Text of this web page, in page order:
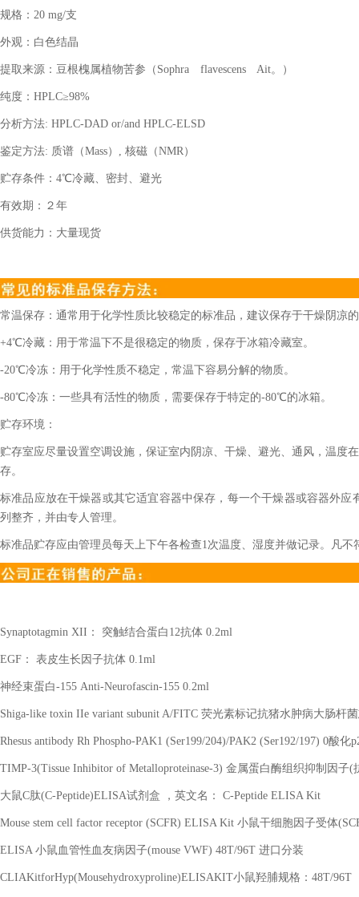
规格： 20 mg/支
外观：白色结晶
提取来源：豆根槐属植物苦参（ Sophra flavescens Ait。）
纯度： HPLC≥98%
分析方法: HPLC-DAD or/and HPLC-ELSD
鉴定方法: 质谱（Mass） , 核磁（NMR）
贮存条件： 4℃冷藏、密封、避光
有效期：２年
供货能力：大量现货
常温保存：通常用于化学性质比较稳定的标准品，建议保存于干燥阴凉
+4℃冷藏：用于常温下不是很稳定的物质，保存于冰箱冷藏室。
-20℃冷冻：用于化学性质不稳定，常温下容易分解的物质。
-80℃冷冻：一些具有活性的物质，需要保存于特定的-80℃的冰箱。
贮存环境：
贮存室应尽量设置空调设施，保证室内阴凉、干燥、避光、通风，温度
存。
标准品应放在干燥器或其它适宜容器中保存，每一个干燥器或容器外
列整齐，并由专人管理。
标准品贮存应由管理员每天上下午各检查1次温度、湿度并做记录。凡
Synaptotagmin XII ： 突触结合蛋白 12抗体 0.2ml
EGF ： 表皮生长因子抗体 0.1ml
神经束蛋白-155 Anti-Neurofascin-155 0.2ml
Shiga-like toxin IIe variant subunit A/FITC 荧光素标记抗猪水肿病大肠杆
Rhesus antibody Rh Phospho-PAK1 (Ser199/204)/PAK2 (Ser192/197) 0酸化
TIMP-3(Tissue Inhibitor of Metalloproteinase-3) 金属蛋白酶组织抑制因子(
大鼠C肽(C-Peptide)ELISA试剂盒 ，英文名： C-Peptide ELISA Kit
Mouse stem cell factor receptor (SCFR) ELISA Kit 小鼠干细胞因子受体
ELISA 小鼠血管性血友病因子(mouse VWF) 48T/96T 进口分装
CLIAKitforHyp(Mousehydroxyproline)ELISAKIT小鼠羟脯规格： 48T/96T